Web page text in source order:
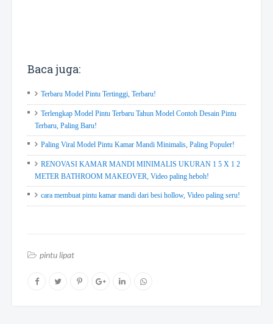
Baca juga:
Terbaru Model Pintu Tertinggi, Terbaru!
Terlengkap Model Pintu Terbaru Tahun Model Contoh Desain Pintu
Terbaru, Paling Baru!
Paling Viral Model Pintu Kamar Mandi Minimalis, Paling Populer!
RENOVASI KAMAR MANDI MINIMALIS UKURAN 1 5 X 1 2
METER BATHROOM MAKEOVER, Video paling heboh!
cara membuat pintu kamar mandi dari besi hollow, Video paling seru!
pintu lipat